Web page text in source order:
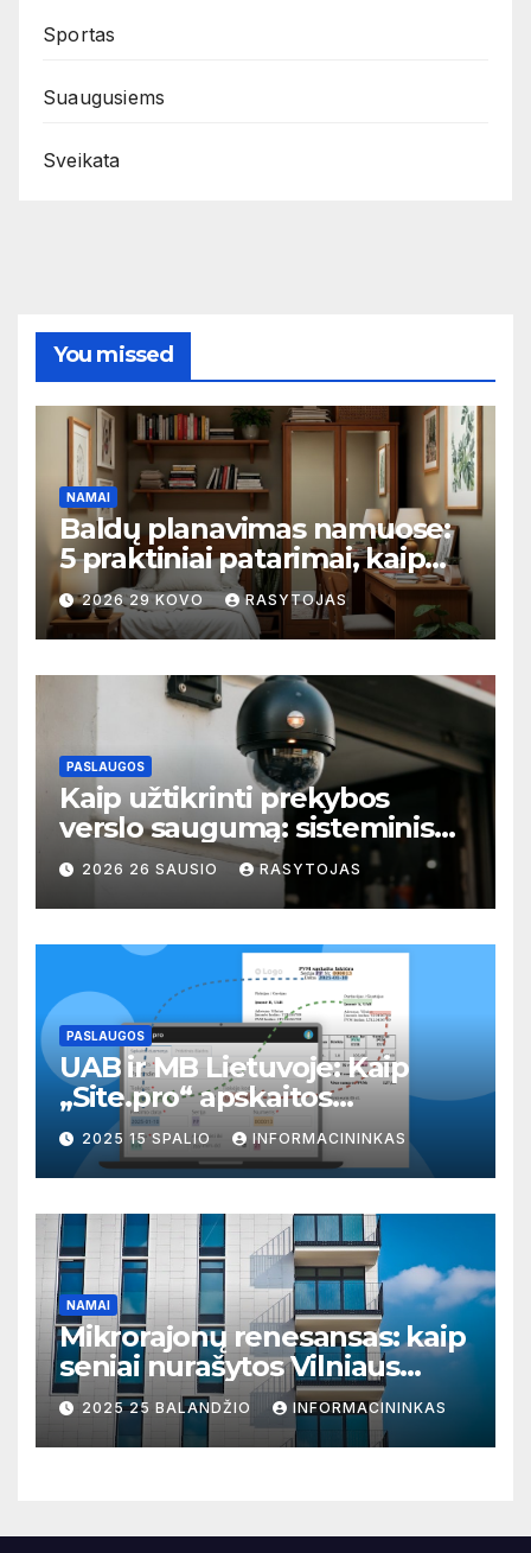
Sportas
Suaugusiems
Sveikata
You missed
NAMAI
Baldų planavimas namuose:
5 praktiniai patarimai, kaip
išvengti perpildytų ir tuščių
zonų
2026 29 KOVO RASYTOJAS
PASLAUGOS
Kaip užtikrinti prekybos
verslo saugumą: sisteminis
požiūris į rizikų valdymą
2026 26 SAUSIO RASYTOJAS
PASLAUGOS
UAB ir MB Lietuvoje: Kaip
„Site.pro“ apskaitos
programa gali pagerinti jūsų
verslo valdymą
2025 15 SPALIO INFORMACININKAS
NAMAI
Mikrorajonų renesansas: kaip
seniai nurašytos Vilniaus
zonos virto prestižinėmis
vietomis gyventi
2025 25 BALANDŽIO INFORMACININKAS